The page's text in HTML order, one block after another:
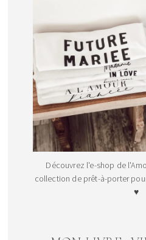
Découvrez l'e-shop de
collection de prêt-à-porter
♥